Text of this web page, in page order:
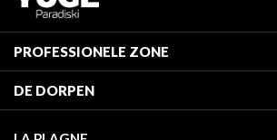
PROFESSIONELE ZONE
Classificatie van de gemeubileerde
Verblijfstaks
DE DORPEN